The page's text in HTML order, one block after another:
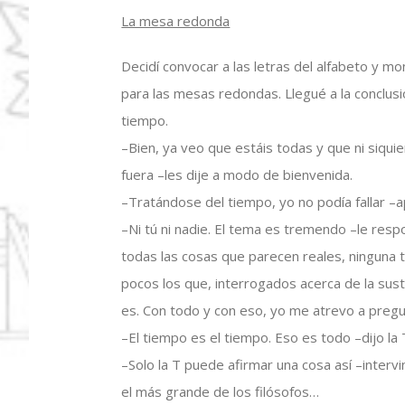
La mesa redonda
Decidí convocar a las letras del alfabeto y
para las mesas redondas. Llegué a la
tiempo.
–Bien, ya veo que estáis todas y que ni
fuera –les dije a modo de bienvenida.
–Tratándose del tiempo, yo no podía fallar
–Ni tú ni nadie. El tema es tremendo –le
todas las cosas que parecen reales,
pocos los que, interrogados acerca de la
es. Con todo y con eso, yo me atrevo a
–El tiempo es el tiempo. Eso es todo –dijo
–Solo la T puede afirmar una cosa así
el más grande de los filósofos…